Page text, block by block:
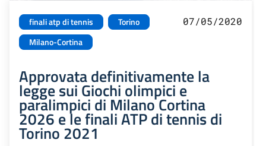
finali atp di tennis
Torino
Milano-Cortina
07/05/2020
Approvata definitivamente la
legge sui Giochi olimpici e
paralimpici di Milano Cortina
2026 e le finali ATP di tennis di
Torino 2021